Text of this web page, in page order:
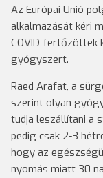
Az Európai Unió
alkalmazását kéri
COVID-fertőzöttek
gyógyszert.
Raed Arafat, a
szerint olyan
tudja leszállítani a
pedig csak 2-3
hogy az
nyomás miatt 30